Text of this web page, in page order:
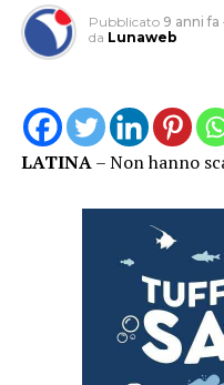
Pubblicato 9 anni fa
da Lunaweb
LATINA– Non hanno